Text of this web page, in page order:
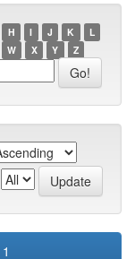
H I J K
L
W X Y Z